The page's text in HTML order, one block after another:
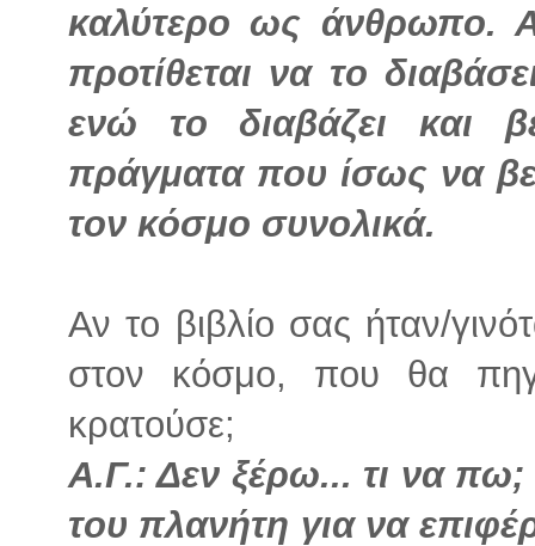
καλύτερο ως άνθρωπο.
προτίθεται να το
ενώ το διαβάζει και
πράγματα που ίσως να
τον κόσμο συνολικά.
Αν το βιβλίο σας ήταν/
στον κόσμο, που θα
κρατούσε;
Α.Γ.: Δεν ξέρω... τι να
του πλανήτη για να